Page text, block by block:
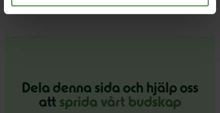
Dela denna sida och hjälp oss
att sprida vårt budskap